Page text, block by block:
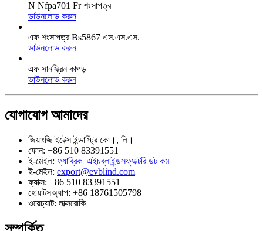
N Nfpa701 Fr শংসাপত্র
ডাউনলোড করুন
এফ শংসাপত্র Bs5867 এস.এস.এস.
ডাউনলোড করুন
এফ সানস্ক্রিন কাপড়
ডাউনলোড করুন
যোগাযোগআমাদের
জিয়াংজি ইটেক্স ইন্ডাস্ট্রি কো।, লি।
ফোন: +86 510 83391551
ই-মেইল:ফ্যাব্রিক_এইচব্লাইন্ডসফ্যাক্টরি ডট কম
ই-মেইল: export@evblind.com
ফ্যাক্স: +86 510 83391551
হোয়াটসঅ্যাপ: +86 18761505798
ওয়েচ্যাট: লাক্সরোকি